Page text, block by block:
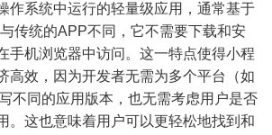
作系统中运行的轻量级应用，通常基于
传统的APP不同，它不需要下载和安
手机浏览器中访问。这一特点使得小程
高效，因为开发者无需为多个平台（如
不同的应用版本，也无需考虑用户是否
。这也意味着用户可以更轻松地找到和